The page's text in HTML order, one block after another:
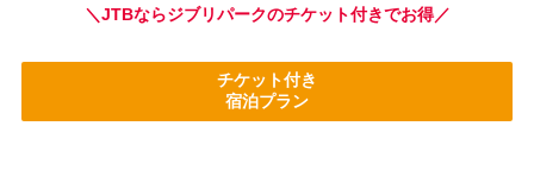
＼JTBならジブリパークのチケット付きでお得／
チケット付き
宿泊プラン